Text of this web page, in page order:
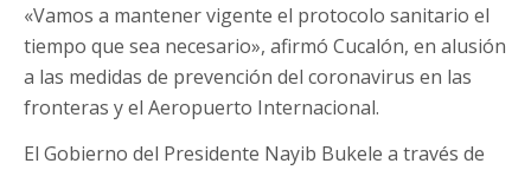
«Vamos a mantener vigente el protocolo sanitario el
tiempo que sea necesario», afirmó Cucalón, en alusión
a las medidas de prevención del coronavirus en las
fronteras y el Aeropuerto Internacional.
El Gobierno del Presidente Nayib Bukele a través de